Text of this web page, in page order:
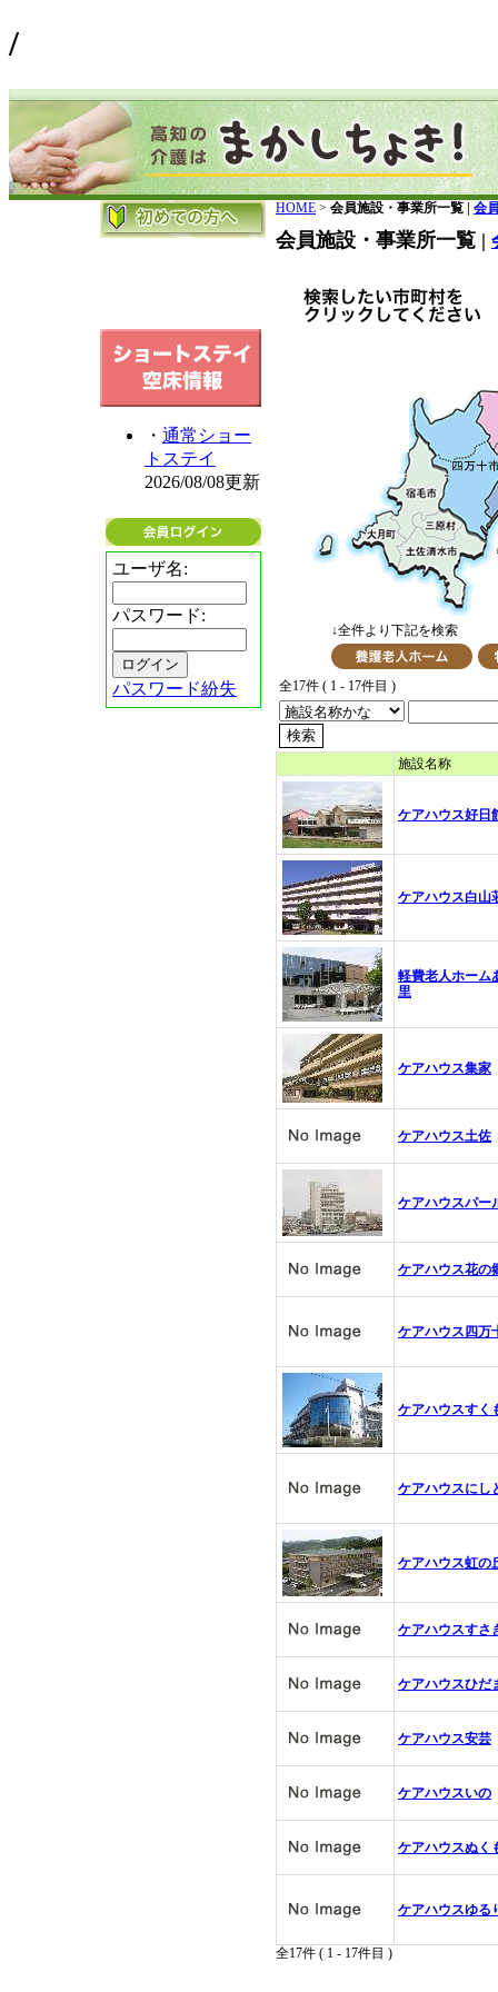
/
・ 通常ショー
トステイ
2026/08/08更新
ユーザ名:
パスワード:
パスワード紛失
HOME > 会員施設・事業所一覧 | 会
会員施設・事業所一覧 |
↓全件より下記を検索
全17件 ( 1 - 17件目 )
施設名称
ケアハウス好日
ケアハウス白山
軽費老人ホーム
里
ケアハウス集家
ケアハウス土佐
ケアハウスパー
ケアハウス花の
ケアハウス四万
ケアハウスすく
ケアハウスにし
ケアハウス虹の
ケアハウスすさ
ケアハウスひだ
ケアハウス安芸
ケアハウスいの
ケアハウスぬく
ケアハウスゆる
全17件 ( 1 - 17件目 )